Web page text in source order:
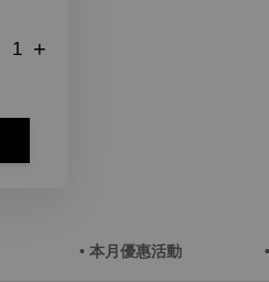
+
• 本月優惠活動